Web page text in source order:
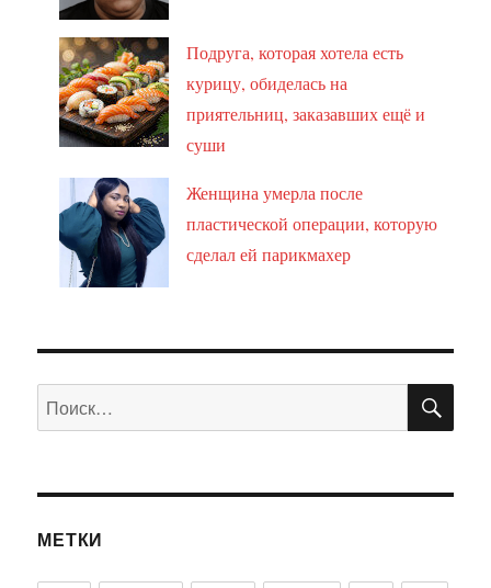
Подруга, которая хотела есть
курицу, обиделась на
приятельниц, заказавших ещё и
суши
Женщина умерла после
пластической операции, которую
сделал ей парикмахер
Искать:
МЕТКИ